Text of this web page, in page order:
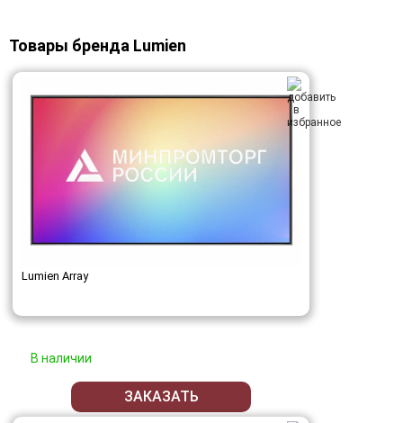
Товары бренда Lumien
Lumien Array
В наличии
ЗАКАЗАТЬ